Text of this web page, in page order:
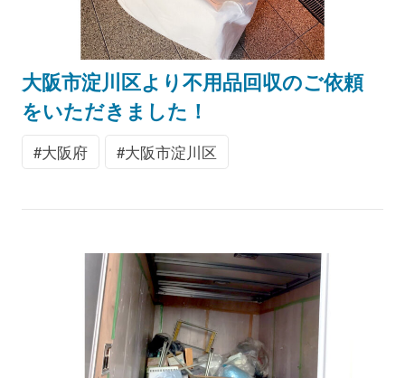
大阪市淀川区より不用品回収のご依頼
をいただきました！
大阪府 大阪市淀川区